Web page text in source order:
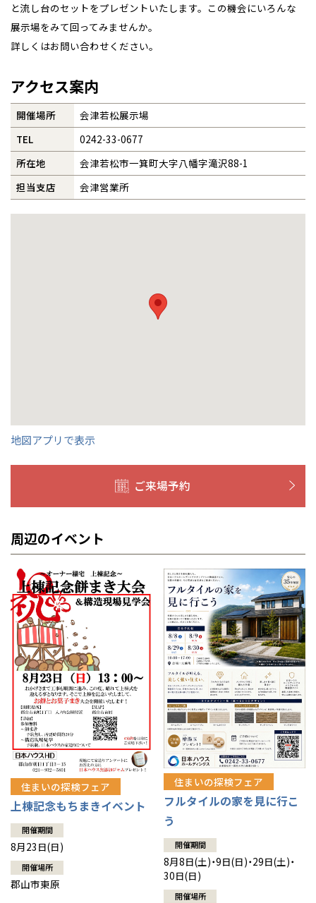
IR情報
木材調達指針
グループ会社紹介
CMギャラリー
採用情報
と流し台のセットをプレゼントいたします。この機会にいろんな
展示場をみて回ってみませんか。
詳しくはお問い合わせください。
アクセス案内
開催場所
会津若松展示場
TEL
0242-33-0677
所在地
会津若松市一箕町大字八幡字滝沢88-1
担当支店
会津営業所
地図アプリで表示
ご来場予約
周辺のイベント
住まいの探検フェア
上棟記念もちまきイベント
開催期間
8月23日(日)
開催場所
郡山市東原
住まいの探検フェア
フルタイルの家を見に行こ
う
開催期間
8月8日(土)・9日(日)・29日(土)・
30日(日)
開催場所
札幌
道央
道北
道南
道東
東北
青森
秋田
岩手
山形
宮城
福島
甲信越・北陸
新潟
山梨
長野
富山
石川
福井
関東
東京
神奈川
埼玉
千葉
茨城
栃木
群馬
東海
愛知
岐阜
静岡
三重
近畿
大阪
京都
兵庫
奈良
滋賀
和歌山
中国・四国
岡山
香川
愛媛
鳥取
島根
九州
福岡
佐賀
熊本
大分
分譲マンション
※現住所のある都道府県以外の建築予定地の方でも現住所の有るお近
くの展示場又は店舗にお問合せください。
応します。お気軽にご相談ください。
札幌
札幌
道央
道北
旭川
道南
道東
釧路
東北
青森県
青森
秋田県
秋田
岩手県
山形県
宮城県
仙台
福島県
郡山
福島
いわき
会津
甲信越・北陸
新潟県
新潟
長岡
山梨県
長野県
富山県
富山
金沢
福井県
福井
関東
東京都
世田谷
神奈川県
相模
埼玉県
埼玉
所沢
千葉県
千葉
柏
茨城県
水戸
栃木県
群馬県
東海
愛知県
岐阜県
岐阜
静岡県
静岡
浜松
三重県
四日市
近畿
大阪府
大阪
京都府
京都
兵庫県
姫路
奈良県
奈良
中国・四国
岡山県
岡山
香川県
高松
愛媛県
松山
九州
福岡県
福岡
佐賀県
佐賀
熊本県
熊本
大分県
宮崎県